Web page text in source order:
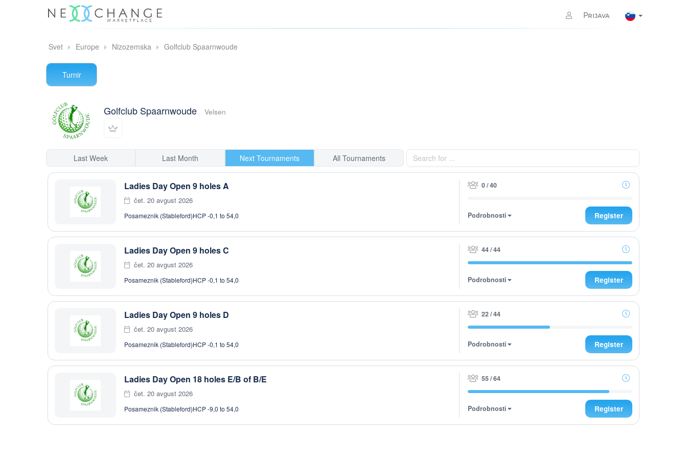
Prijava
Svet Europe Nizozemska Golfclub Spaarnwoude
Turnir
Golfclub Spaarnwoude Velsen
Last Week Last Month Next Tournaments All Tournaments
Ladies Day Open 9 holes A
čet. 20 avgust 2026
Posameznik (Stableford)HCP -0,1 to 54,0
0 / 40
Podrobnosti Register
Ladies Day Open 9 holes C
čet. 20 avgust 2026
Posameznik (Stableford)HCP -0,1 to 54,0
44 / 44
Podrobnosti Register
Ladies Day Open 9 holes D
čet. 20 avgust 2026
Posameznik (Stableford)HCP -0,1 to 54,0
22 / 44
Podrobnosti Register
Ladies Day Open 18 holes E/B of B/E
čet. 20 avgust 2026
Posameznik (Stableford)HCP -9,0 to 54,0
55 / 64
Podrobnosti Register